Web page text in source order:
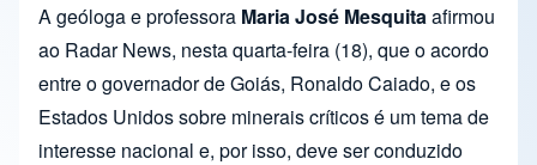
A geóloga e professora Maria José Mesquitaafirmou
ao Radar News, nesta quarta-feira (18), que o acordo
entre o governador de Goiás, Ronaldo Caiado, e os
Estados Unidos sobre minerais críticos é um tema de
interesse nacional e, por isso, deve ser conduzido